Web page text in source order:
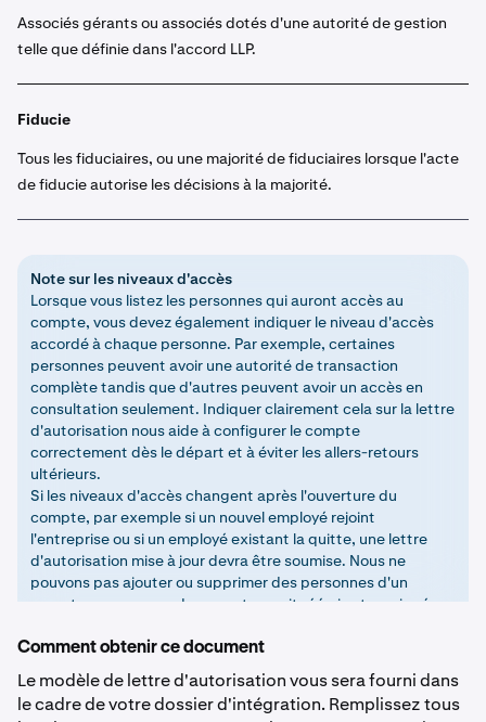
Associés gérants ou associés dotés d'une autorité de gestion
telle que définie dans l'accord LLP.
Fiducie
Tous les fiduciaires, ou une majorité de fiduciaires lorsque l'acte
de fiducie autorise les décisions à la majorité.
Note sur les niveaux d'accès
Lorsque vous listez les personnes qui auront accès au
compte, vous devez également indiquer le niveau d'accès
accordé à chaque personne. Par exemple, certaines
personnes peuvent avoir une autorité de transaction
complète tandis que d'autres peuvent avoir un accès en
consultation seulement. Indiquer clairement cela sur la lettre
d'autorisation nous aide à configurer le compte
correctement dès le départ et à éviter les allers-retours
ultérieurs.
Si les niveaux d'accès changent après l'ouverture du
compte, par exemple si un nouvel employé rejoint
l'entreprise ou si un employé existant la quitte, une lettre
d'autorisation mise à jour devra être soumise. Nous ne
pouvons pas ajouter ou supprimer des personnes d'un
compte sans que ce document ne soit réémis et ressigné.
Comment obtenir ce document
Le modèle de lettre d'autorisation vous sera fourni dans
le cadre de votre dossier d'intégration. Remplissez tous